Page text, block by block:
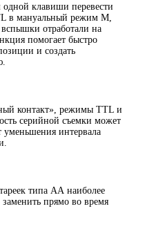
клавиши перевести
в мануальный режим М,
отработали на
помогает быстро
и создать
контакт», режимы TTL и
серийной съемки может
уменьшения интервала
типа АА наиболее
заменить прямо во время